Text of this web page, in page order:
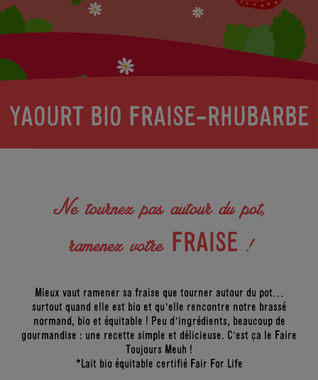
SKYRS
KEZAKO
GESTES
DERRIÈRE
YAOURT BIO FRAISE-RHUBARBE
Ne tournez pas autour du pot,
ramenez votre FRAISE !
Mieux vaut ramener sa fraise que tourner autour du pot…
surtout quand elle est bio et qu’elle rencontre notre brassé
normand, bio et équitable ! Peu d’ingrédients, beaucoup de
gourmandise : une recette simple et délicieuse. C’est ça le Faire
Toujours Meuh !
*Lait bio équitable certifié Fair For Life